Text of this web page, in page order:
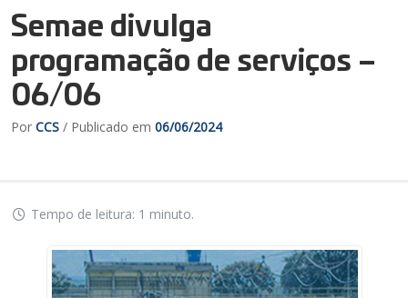
Semae divulga
programação de serviços –
06/06
Por CCS / Publicado em 06/06/2024
Tempo de leitura: 1 minuto.